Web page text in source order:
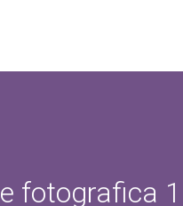
fotografica